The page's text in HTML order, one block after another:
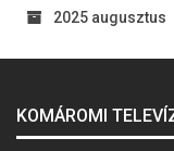
2025 augusztus
KOMÁROMI